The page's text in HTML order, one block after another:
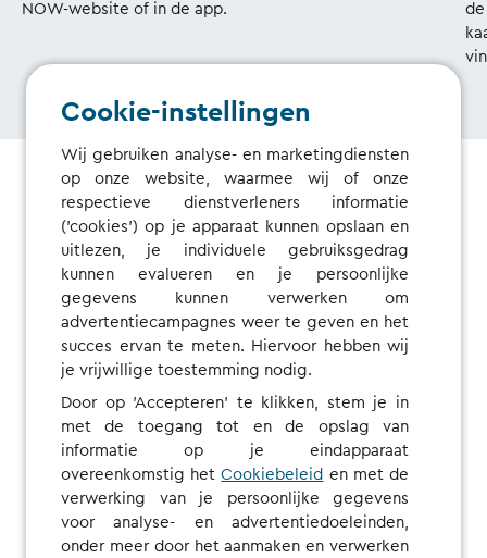
NOW-website of in de app.
de
Cookie-instellingen
Wij gebruiken analyse- en marketingdiensten
op onze website, waarmee wij of onze
respectieve dienstverleners informatie
('cookies') op je apparaat kunnen opslaan en
uitlezen, je individuele gebruiksgedrag
kunnen evalueren en je persoonlijke
gegevens kunnen verwerken om
advertentiecampagnes weer te geven en het
succes ervan te meten. Hiervoor hebben wij
je vrijwillige toestemming nodig.
Door op 'Accepteren' te klikken, stem je in
met de toegang tot en de opslag van
informatie op je eindapparaat
overeenkomstig hetCookiebeleid en met de
verwerking van je persoonlijke gegevens
voor analyse- en advertentiedoeleinden,
onder meer door het aanmaken en verwerken